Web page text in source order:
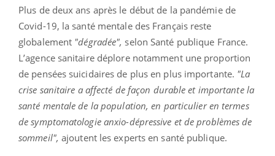
Plus de deux ans après le début de la pandémie de
Covid-19, la santé mentale des Français reste
globalement "dégradée", selon Santé publique France.
L’agence sanitaire déplore notamment une proportion
de pensées suicidaires de plus en plus importante. "La
crise sanitaire a affecté de façon durable et importante la
santé mentale de la population, en particulier en termes
de symptomatologie anxio-dépressive et de problèmes de
sommeil", ajoutent les experts en santé publique.